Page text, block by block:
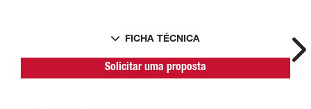
FICHA TÉCNICA
Solicitar uma proposta